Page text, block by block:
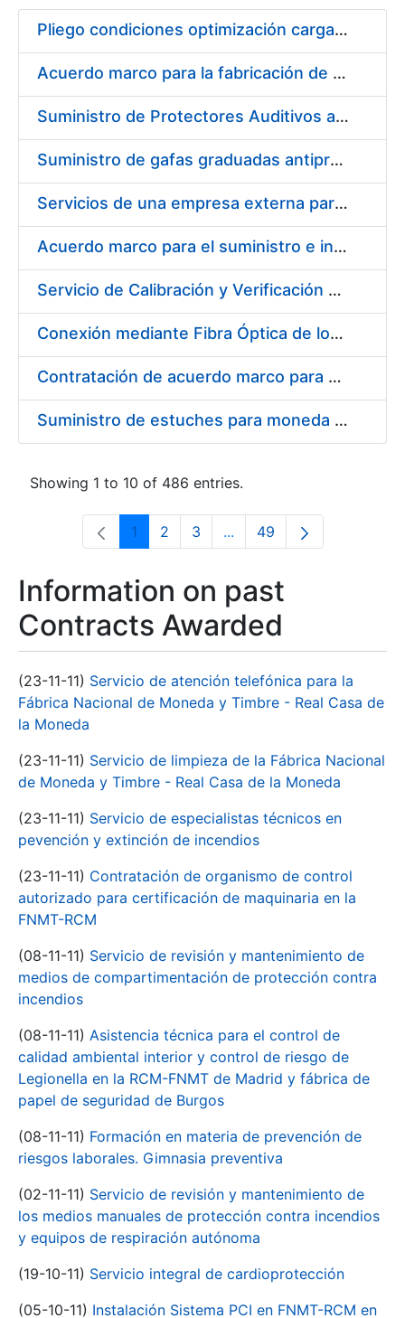
Show/Hide
Pliego condiciones optimización cargas compras firmado
Acuerdo marco para la fabricación de piezas
Suministro de Protectores Auditivos a medida para las personas trabajadoras de los Centros de Trabajo de Madrid y Burgos
Suministro de gafas graduadas antiproyecciones para los trabajadores de la FNMT-RCM en los centros de trabajo de Madrid y Burgos
Servicios de una empresa externa para el asesoramiento y resolución de los recursos de alzada que se presentan relacionados con procesos de selección para la FNMT-RCM
Acuerdo marco para el suministro e instalación de persianas, estores y otros complementos
Servicio de Calibración y Verificación Externa de los Equipos de Medición del Servicio de Prevención de la FNMT-RCM
Conexión mediante Fibra Óptica de los Centros de Proceso de Datos (CPDs) de las sedes de la FNMT-RCM de Burgos y Madrid
Contratación de acuerdo marco para el Suministro de Material de Electricidad para la Fábrica Nacional de Moneda y Timbre-Real Casa de la Moneda en su centro de trabajo de Burgos
Suministro de estuches para moneda de 30 €
Showing 1 to 10 of 486 entries.
Page
1 Page
2 Page
3 ...Intermediate Pages Use
Page
49
Information on past
Contracts Awarded
(23-11-11) Servicio de atención telefónica para la
Fábrica Nacional de Moneda y Timbre - Real Casa de
la Moneda
(23-11-11) Servicio de limpieza de la Fábrica Nacional
de Moneda y Timbre - Real Casa de la Moneda
(23-11-11) Servicio de especialistas técnicos en
pevención y extinción de incendios
(23-11-11) Contratación de organismo de control
autorizado para certificación de maquinaria en la
FNMT-RCM
(08-11-11) Servicio de revisión y mantenimiento de
medios de compartimentación de protección contra
incendios
(08-11-11) Asistencia técnica para el control de
calidad ambiental interior y control de riesgo de
Legionella en la RCM-FNMT de Madrid y fábrica de
papel de seguridad de Burgos
(08-11-11) Formación en materia de prevención de
riesgos laborales. Gimnasia preventiva
(02-11-11) Servicio de revisión y mantenimiento de
los medios manuales de protección contra incendios
y equipos de respiración autónoma
(19-10-11) Servicio integral de cardioprotección
(05-10-11) Instalación Sistema PCI en FNMT-RCM en